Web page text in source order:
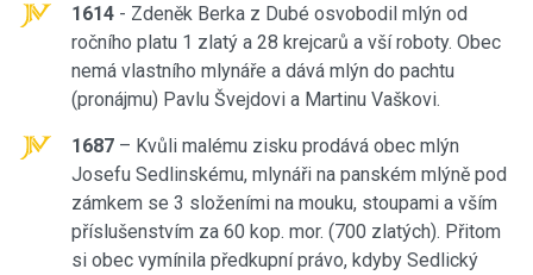
1614 - Zdeněk Berka z Dubé osvobodil mlýn od
ročního platu 1 zlatý a 28 krejcarů a vší roboty. Obec
nemá vlastního mlynáře a dává mlýn do pachtu
(pronájmu) Pavlu Švejdovi a Martinu Vaškovi.
1687 – Kvůli malému zisku prodává obec mlýn
Josefu Sedlinskému, mlynáři na panském mlýně pod
zámkem se 3 složeními na mouku, stoupami a vším
příslušenstvím za 60 kop. mor. (700 zlatých). Přitom
si obec vymínila předkupní právo, kdyby Sedlický